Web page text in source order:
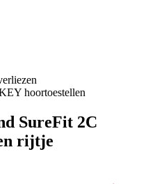
hoortoestellen
SureFit 2C
rijtje